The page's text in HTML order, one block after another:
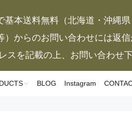
本送料無料（北海道・沖縄県
からのお問い合わせには返
スを記載の上、お問い合わせ
BLOG Instagram